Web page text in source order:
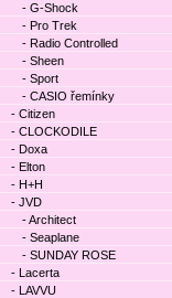
- G-Shock
- Pro Trek
- Radio Controlled
- Sheen
- Sport
- CASIO řemínky
- Citizen
- CLOCKODILE
- Doxa
- Elton
- H+H
- JVD
- Architect
- Seaplane
- SUNDAY ROSE
- Lacerta
- LAVVU